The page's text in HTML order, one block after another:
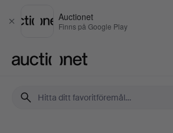
Stäng
Auctionet
Finns på Google Play